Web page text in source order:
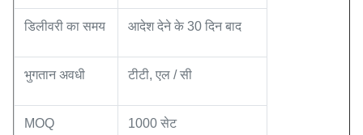
डिलीवरी का समय आदेश देने के 30 दिन बाद
भुगतान अवधी टीटी, एल / सी
MOQ 1000 सेट